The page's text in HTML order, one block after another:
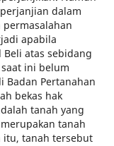
dalam
apabila
Beli atas sebidang
ini belum
Badan Pertanahan
bekas hak
tanah yang
tanah
itu, tanah tersebut